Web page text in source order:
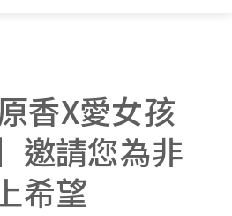
香X愛女孩
邀請您為非
希望